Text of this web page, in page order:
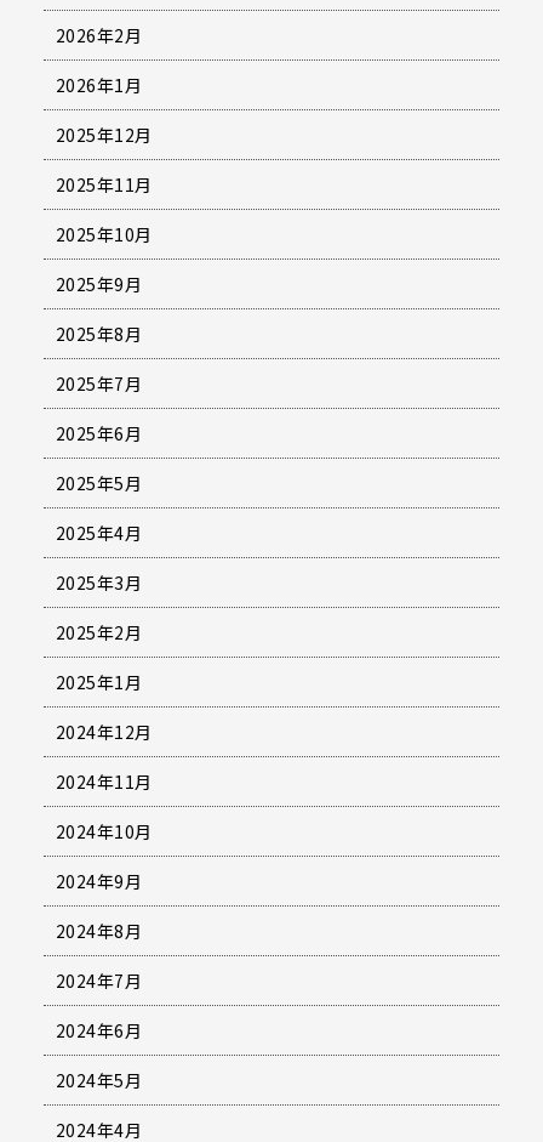
2026年2月
2026年1月
2025年12月
2025年11月
2025年10月
2025年9月
2025年8月
2025年7月
2025年6月
2025年5月
2025年4月
2025年3月
2025年2月
2025年1月
2024年12月
2024年11月
2024年10月
2024年9月
2024年8月
2024年7月
2024年6月
2024年5月
2024年4月